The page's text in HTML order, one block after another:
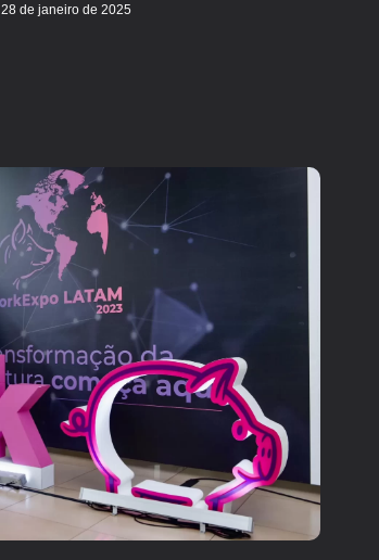
28 de janeiro de 2025